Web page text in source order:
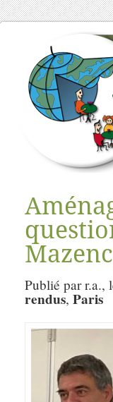
Publié par r.a.,
rendus, Paris